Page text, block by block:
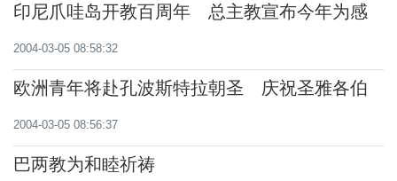
印尼爪哇岛开教百周年 总主教宣布今年为感
2004-03-05 08:58:32
欧洲青年将赴孔波斯特拉朝圣 庆祝圣雅各伯
2004-03-05 08:56:37
巴两教为和睦祈祷